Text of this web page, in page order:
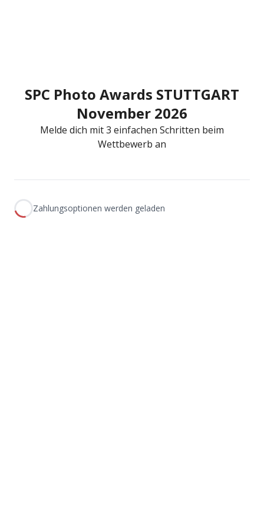
SPC Photo Awards STUTTGART
November 2026
Melde dich mit 3 einfachen Schritten beim
Wettbewerb an
Zahlungsoptionen werden geladen